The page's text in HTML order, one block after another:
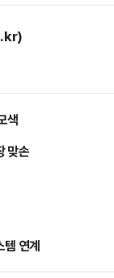
색
맞손
템 연계